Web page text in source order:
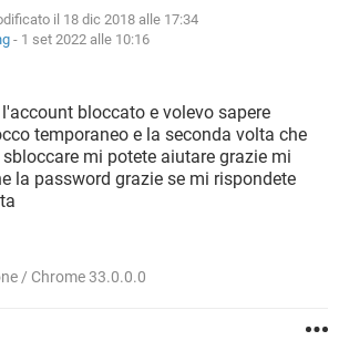
FACEBOOK
WINDOWS 10
ANDROID
WHATSAPP
FACEBOOK
WINDOWS 10
WHATSAPP
il 18 dic 2018 alle 17:34
- 1 set 2022 alle 10:16
bloccato e volevo sapere
temporaneo e la seconda volta che
mi potete aiutare grazie mi
la password grazie se mi rispondete
/ Chrome 33.0.0.0